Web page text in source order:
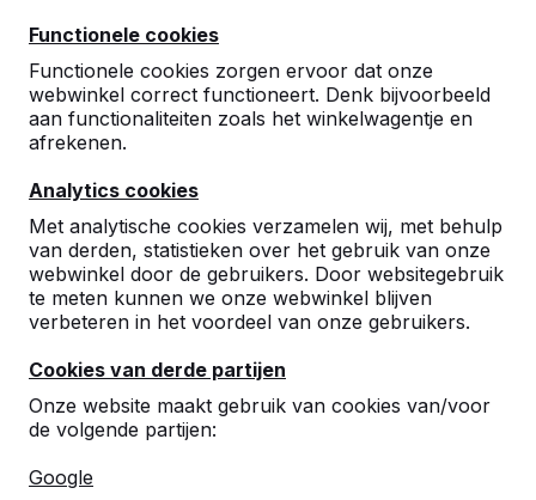
Functionele cookies
Functionele cookies zorgen ervoor dat onze
webwinkel correct functioneert. Denk bijvoorbeeld
aan functionaliteiten zoals het winkelwagentje en
afrekenen.
Analytics cookies
Met analytische cookies verzamelen wij, met behulp
van derden, statistieken over het gebruik van onze
webwinkel door de gebruikers. Door websitegebruik
te meten kunnen we onze webwinkel blijven
verbeteren in het voordeel van onze gebruikers.
Cookies van derde partijen
Onze website maakt gebruik van cookies van/voor
de volgende partijen:
Google
10
Deze prachtige picknicksets zijn vandaag
geleverd. De chauffeur heeft creatief
meegedacht over hoe we deze zware tafels
op de juiste plek konden krijgen. Met wat
extra mankracht is dat gelukt. De
medewerkers zijn blij met hun nieuwe
buitenplek, en we gaan er volop van genieten.
Carla Sever
07-07-2026